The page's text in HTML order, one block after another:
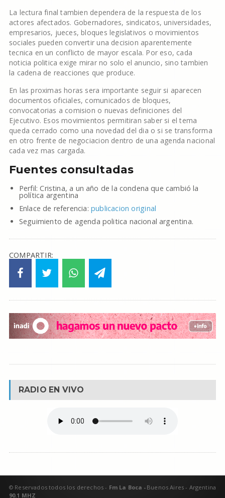
La lectura final tambien dependera de la respuesta de los
actores afectados. Gobernadores, sindicatos, universidades,
empresarios, jueces, bloques legislativos o movimientos
sociales pueden convertir una decision aparentemente
tecnica en un conflicto de mayor escala. Por eso, cada
noticia politica exige mirar no solo el anuncio, sino tambien
la cadena de reacciones que produce.
En las proximas horas sera importante seguir si aparecen
documentos oficiales, comunicados de bloques,
convocatorias a comision o nuevas definiciones del
Ejecutivo. Esos movimientos permitiran saber si el tema
queda cerrado como una novedad del dia o si se transforma
en otro frente de negociacion dentro de una agenda nacional
cada vez mas cargada.
Fuentes consultadas
Perfil: Cristina, a un año de la condena que cambió la
política argentina
Enlace de referencia: publicacion original
Seguimiento de agenda politica nacional argentina.
COMPARTIR:
RADIO EN VIVO
Buenos Aires - Argentina
© Reservados todos los derechos - Fm La Boca -
90.1 MHZ